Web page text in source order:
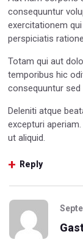
consequuntur
exercitationem
perspiciatis
Totam qui aut
temporibus hic
consequuntur sed
Deleniti atque
excepturi
ut aliquid.
Reply